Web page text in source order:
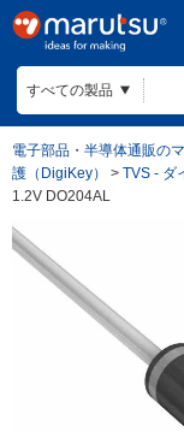
電子部品・半導体通販の
護（DigiKey）
> TVS - ダ
1.2V DO204AL